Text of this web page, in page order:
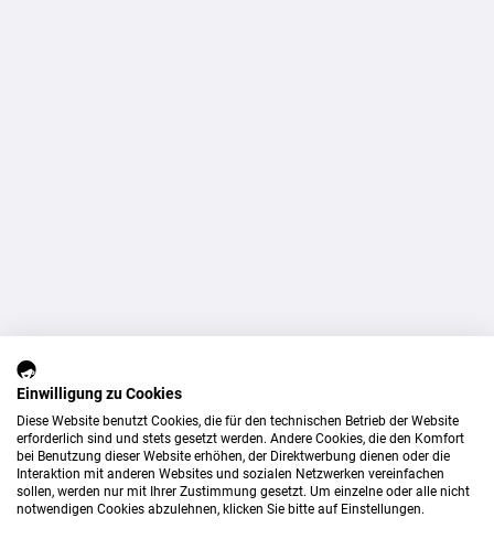
Einwilligung zu Cookies
Diese Website benutzt Cookies, die für den technischen Betrieb der Website
erforderlich sind und stets gesetzt werden. Andere Cookies, die den Komfort
bei Benutzung dieser Website erhöhen, der Direktwerbung dienen oder die
Interaktion mit anderen Websites und sozialen Netzwerken vereinfachen
sollen, werden nur mit Ihrer Zustimmung gesetzt. Um einzelne oder alle nicht
notwendigen Cookies abzulehnen, klicken Sie bitte auf Einstellungen.